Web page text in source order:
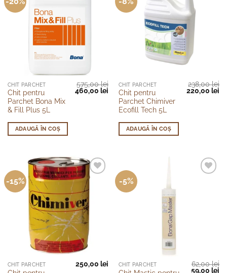
în
produsului.
în
produsului.
CHIT PARCHET
Chit pentru
Parchet Bona Mix
& Fill Plus 5L
575,00lei
Prețul
inițial
460,00 lei Prețul
curent
este:
460,00 lei.
ADAUGĂ ÎN COȘ
CHIT PARCHET
Chit pentru
Parchet Chimiver
Ecofill Tech 5L
238,00lei
Prețul
inițial
220,00 lei
ADAUGĂ ÎN COȘ
-15%
CHIT PARCHET 250,00lei
Acest
-5%
CHIT PARCHET 62,00lei
Prețul
59,00lei
Acest